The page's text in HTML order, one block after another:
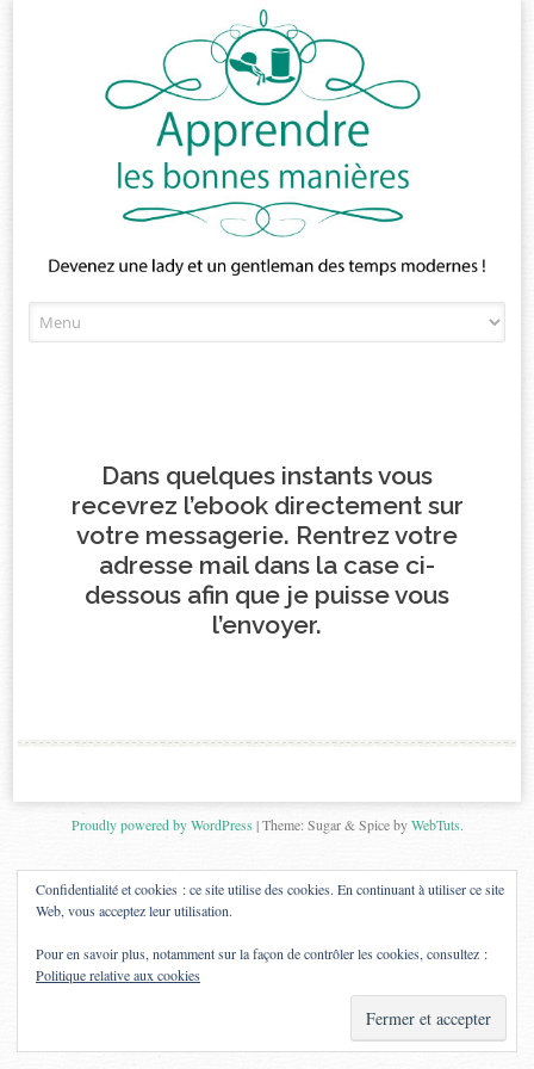
to
Dans quelques instants vous
recevrez l’ebook directement sur
votre messagerie. Rentrez votre
adresse mail dans la case ci-
dessous afin que je puisse vous
l’envoyer.
Proudly powered by WordPress |Theme: Sugar & Spice byWebTuts.
Confidentialité et cookies : ce site utilise des cookies. En continuant à utiliser ce site
Web, vous acceptez leur utilisation.
Pour en savoir plus, notamment sur la façon de contrôler les cookies, consultez :
Politique relative aux cookies